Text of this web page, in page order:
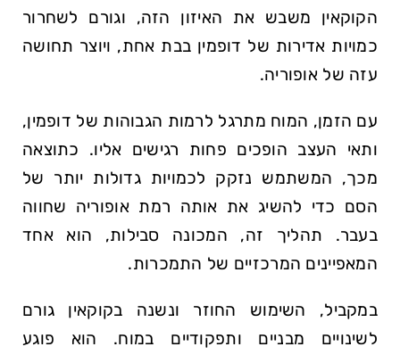
הקוקאין משבש את האיזון הזה, וגורם לשחרור
כמויות אדירות של דופמין בבת אחת, ויוצר תחושה
עזה של אופוריה.
עם הזמן, המוח מתרגל לרמות הגבוהות של דופמין,
ותאי העצב הופכים פחות רגישים אליו. כתוצאה
מכך, המשתמש נזקק לכמויות גדולות יותר של
הסם כדי להשיג את אותה רמת אופוריה שחווה
בעבר. תהליך זה, המכונה סבילות, הוא אחד
המאפיינים המרכזיים של התמכרות.
במקביל, השימוש החוזר ונשנה בקוקאין גורם
לשינויים מבניים ותפקודיים במוח. הוא פוגע